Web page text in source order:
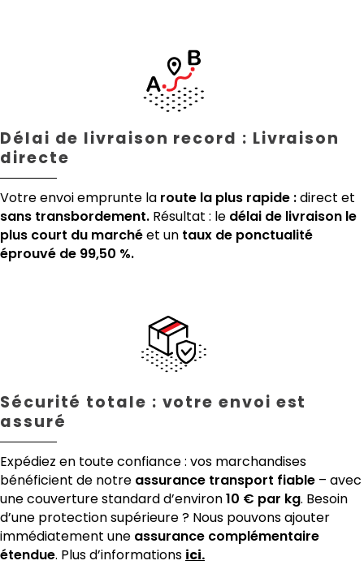
Délai de livraison record : Livraison
directe
Votre envoi emprunte la route la plus rapide :direct et
sans transbordement. Résultat : le délai de livraison le
plus court du marchéet un taux de ponctualité
éprouvé de 99,50 %.
Sécurité totale : votre envoi est
assuré
Expédiez en toute confiance : vos marchandises
bénéficient de notre assurance transport fiable – avec
une couverture standard d’environ10 € par kg. Besoin
d’une protection supérieure ? Nous pouvons ajouter
immédiatement une assurance complémentaire
étendue. Plus d’informations ici.